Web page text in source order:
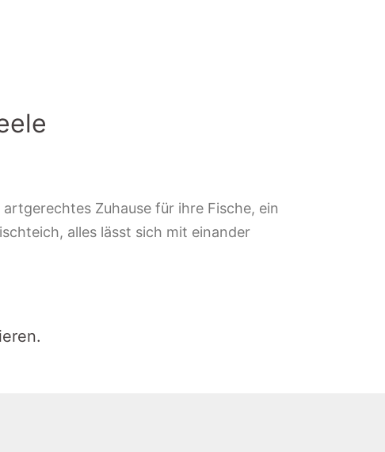
Zuhause für ihre Fische, ein
alles lässt sich mit einander